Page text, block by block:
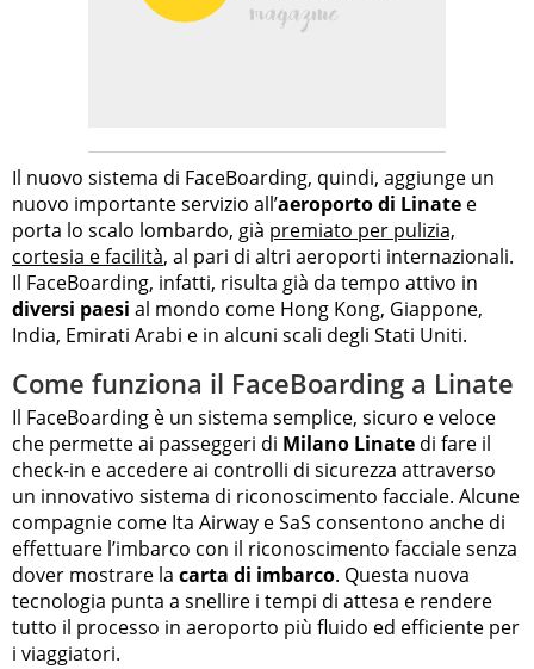
Il nuovo sistema di FaceBoarding, quindi, aggiunge un
nuovo importante servizio all’aeroporto di Linate e
porta lo scalo lombardo, già premiato per pulizia,
cortesia e facilità, al pari di altri aeroporti internazionali.
Il FaceBoarding, infatti, risulta già da tempo attivo in
diversi paesi al mondo come Hong Kong, Giappone,
India, Emirati Arabi e in alcuni scali degli Stati Uniti.
Come funziona il FaceBoarding a Linate
Il FaceBoarding è un sistema semplice, sicuro e veloce
che permette ai passeggeri di Milano Linate di fare il
check-in e accedere ai controlli di sicurezza attraverso
un innovativo sistema di riconoscimento facciale. Alcune
compagnie come Ita Airway e SaS consentono anche di
effettuare l’imbarco con il riconoscimento facciale senza
dover mostrare la carta di imbarco. Questa nuova
tecnologia punta a snellire i tempi di attesa e rendere
tutto il processo in aeroporto più fluido ed efficiente per
i viaggiatori.